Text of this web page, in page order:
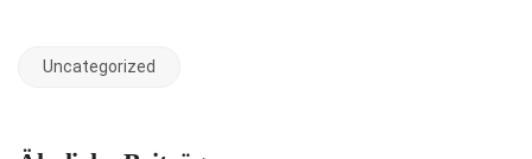
Uncategorized